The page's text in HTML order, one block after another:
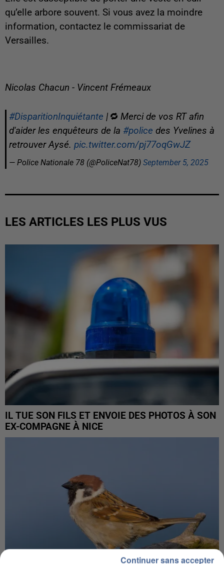
qu’elle arbore souvent. Si vous avez la moindre
information, contactez le commissariat de
Versailles.
Nicolas Chacun - Vincent Frémeaux
#DisparitionInquiétante |🔁 Merci de vos RT afin
d'aider les enquêteurs de la #police des Yvelines à
retrouver Aysé. pic.twitter.com/pj77oqGwJZ
— Police Nationale 78 (@PoliceNat78) September 5, 2025
LES ARTICLES LES PLUS VUS
IL TUE SON FILS ET ENVOIE DES PHOTOS À SON
EX-COMPAGNE À NICE
Continuer sans accepter